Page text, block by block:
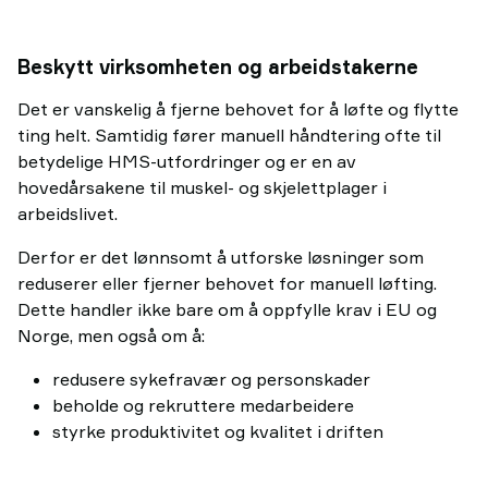
Beskytt virksomheten og arbeidstakerne
Det er vanskelig å fjerne behovet for å løfte og flytte
ting helt. Samtidig fører manuell håndtering ofte til
betydelige HMS-utfordringer og er en av
hovedårsakene til muskel- og skjelettplager i
arbeidslivet.
Derfor er det lønnsomt å utforske løsninger som
reduserer eller fjerner behovet for manuell løfting.
Dette handler ikke bare om å oppfylle krav i EU og
Norge, men også om å:
redusere sykefravær og personskader
beholde og rekruttere medarbeidere
styrke produktivitet og kvalitet i driften